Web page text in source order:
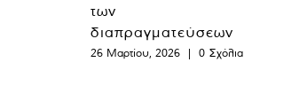
των
διαπραγματεύσεων
26 Μαρτίου, 2026 | 0 Σχόλια